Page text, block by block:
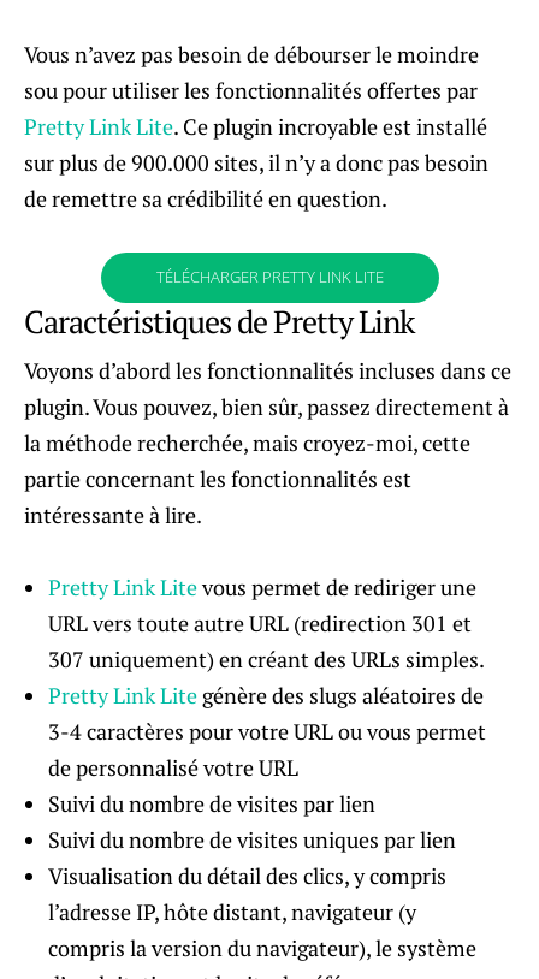
Vous n’avez pas besoin de débourser le moindre
sou pour utiliser les fonctionnalités offertes par
Pretty Link Lite. Ce plugin incroyable est installé
sur plus de 900.000 sites, il n’y a donc pas besoin
de remettre sa crédibilité en question.
TÉLÉCHARGER PRETTY LINK LITE
Caractéristiques de Pretty Link
Voyons d’abord les fonctionnalités incluses dans ce
plugin. Vous pouvez, bien sûr, passez directement à
la méthode recherchée, mais croyez-moi, cette
partie concernant les fonctionnalités est
intéressante à lire.
Pretty Link Litevous permet de rediriger une
URL vers toute autre URL (redirection 301 et
307 uniquement) en créant des URLs simples.
Pretty Link Lite génère des slugs aléatoires de
3-4 caractères pour votre URL ou vous permet
de personnalisé votre URL
Suivi du nombre de visites par lien
Suivi du nombre de visites uniques par lien
Visualisation du détail des clics, y compris
l’adresse IP, hôte distant, navigateur (y
compris la version du navigateur), le système